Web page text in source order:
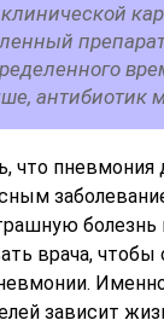
антибиотик
что пневмония
врача, чтобы
зависит